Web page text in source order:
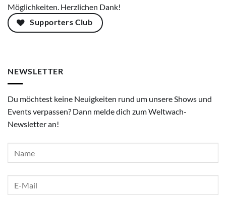
Möglichkeiten. Herzlichen Dank!
Supporters Club
NEWSLETTER
Du möchtest keine Neuigkeiten rund um unsere Shows und
Events verpassen? Dann melde dich zum Weltwach-
Newsletter an!